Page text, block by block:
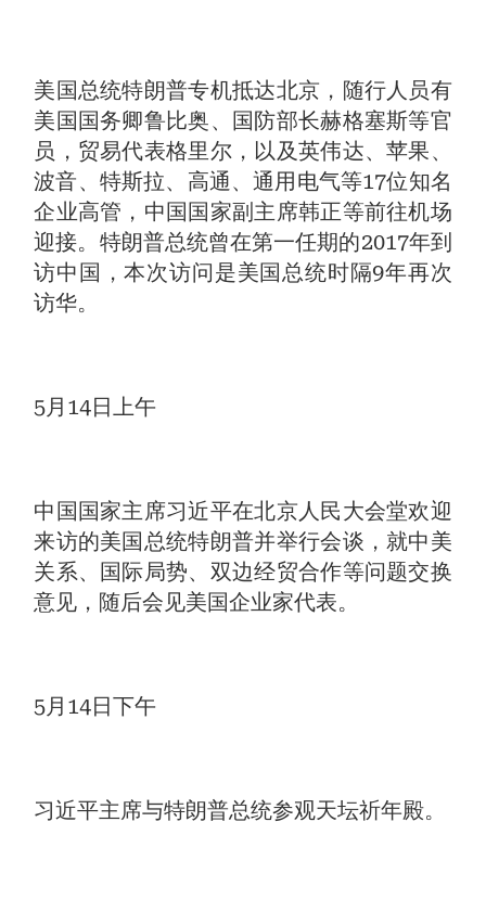
美国总统特朗普专机抵达北京，随行人员有
美国国务卿鲁比奥、国防部长赫格塞斯等官
员，贸易代表格里尔，以及英伟达、苹果、
波音、特斯拉、高通、通用电气等17位知名
企业高管，中国国家副主席韩正等前往机场
迎接。特朗普总统曾在第一任期的2017年到
访中国，本次访问是美国总统时隔9年再次
访华。
5月14日上午
中国国家主席习近平在北京人民大会堂欢迎
来访的美国总统特朗普并举行会谈，就中美
关系、国际局势、双边经贸合作等问题交换
意见，随后会见美国企业家代表。
5月14日下午
习近平主席与特朗普总统参观天坛祈年殿。